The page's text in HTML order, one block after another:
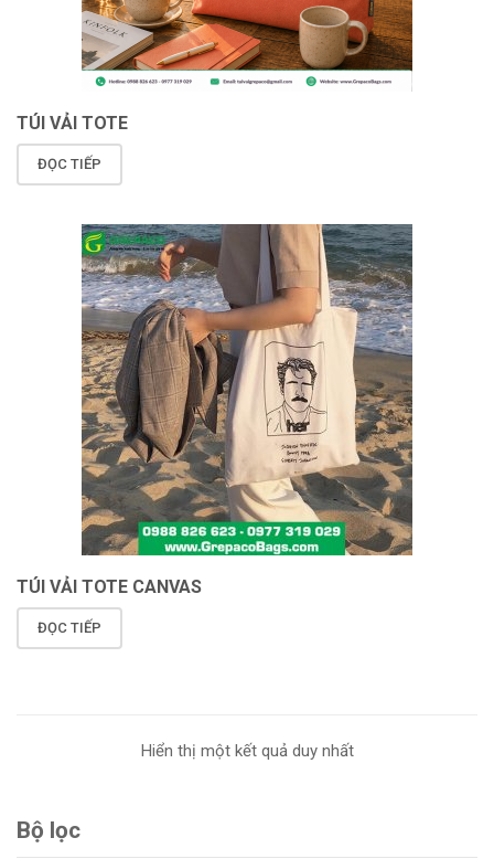
TÚI VẢI TOTE
ĐỌC TIẾP
TÚI VẢI TOTE CANVAS
ĐỌC TIẾP
Hiển thị một kết quả duy nhất
Bộ lọc